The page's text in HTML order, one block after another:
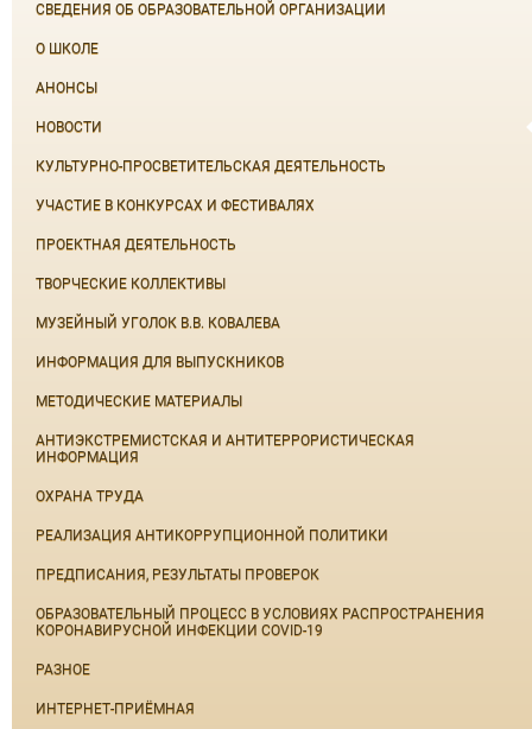
СВЕДЕНИЯ ОБ ОБРАЗОВАТЕЛЬНОЙ ОРГАНИЗАЦИИ
О ШКОЛЕ
АНОНСЫ
НОВОСТИ
КУЛЬТУРНО-ПРОСВЕТИТЕЛЬСКАЯ ДЕЯТЕЛЬНОСТЬ
УЧАСТИЕ В КОНКУРСАХ И ФЕСТИВАЛЯХ
ПРОЕКТНАЯ ДЕЯТЕЛЬНОСТЬ
ТВОРЧЕСКИЕ КОЛЛЕКТИВЫ
МУЗЕЙНЫЙ УГОЛОК В.В. КОВАЛЕВА
ИНФОРМАЦИЯ ДЛЯ ВЫПУСКНИКОВ
МЕТОДИЧЕСКИЕ МАТЕРИАЛЫ
АНТИЭКСТРЕМИСТСКАЯ И АНТИТЕРРОРИСТИЧЕСКАЯ
ИНФОРМАЦИЯ
ОХРАНА ТРУДА
РЕАЛИЗАЦИЯ АНТИКОРРУПЦИОННОЙ ПОЛИТИКИ
ПРЕДПИСАНИЯ, РЕЗУЛЬТАТЫ ПРОВЕРОК
ОБРАЗОВАТЕЛЬНЫЙ ПРОЦЕСС В УСЛОВИЯХ РАСПРОСТРАНЕНИЯ
КОРОНАВИРУСНОЙ ИНФЕКЦИИ COVID-19
РАЗНОЕ
ИНТЕРНЕТ-ПРИЁМНАЯ